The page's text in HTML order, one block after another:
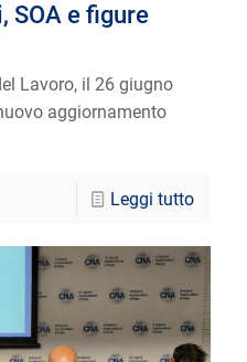
SOA e figure
Lavoro, il 26 giugno
aggiornamento
Leggi tutto